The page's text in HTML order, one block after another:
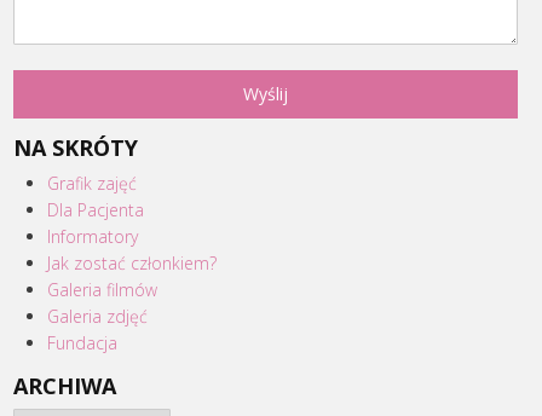
NA SKRÓTY
Grafik zajęć
Dla Pacjenta
Informatory
Jak zostać członkiem?
Galeria filmów
Galeria zdjęć
Fundacja
ARCHIWA